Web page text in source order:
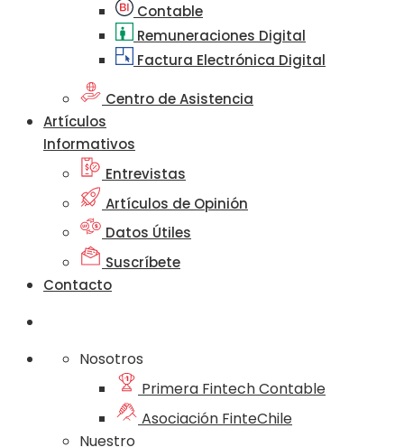
Contable
Remuneraciones Digital
Factura Electrónica Digital
Centro de Asistencia
Artículos
Informativos
Entrevistas
Artículos de Opinión
Datos Útiles
Suscríbete
Contacto
Nosotros
Primera Fintech Contable
Asociación FinteChile
Nuestro